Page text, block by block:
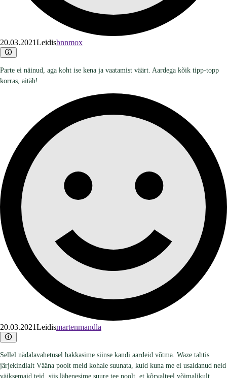
20.03.2021Leidisbnnmox
Parte ei näinud, aga koht ise kena ja vaatamist väärt. Aardega kõik tipp-topp
korras, aitäh!
20.03.2021Leidismartenmandla
Sellel nädalavahetusel hakkasime siinse kandi aardeid võtma. Waze tahtis
järjekindlalt Vääna poolt meid kohale suunata, kuid kuna me ei usaldanud neid
väiksemaid teid, siis lähenesime suure tee poolt, et kõrvalteel võimalikult